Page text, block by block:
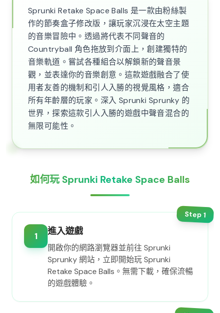
Sprunki Retake Space Balls 是一款由粉絲製
作的節奏盒子修改版，讓玩家沉浸在太空主題
的音樂冒險中。透過將代表不同聲音的
Countryball 角色拖放到介面上，創建獨特的
音樂軌道。嘗試各種組合以解鎖新的聲音景
觀，並表達你的音樂創意。這款遊戲融合了使
用者友善的機制和引人入勝的視覺風格，適合
所有年齡層的玩家。深入 Sprunki Sprunky 的
世界，探索這款引人入勝的遊戲中聲音混合的
無限可能性。
如何玩 Sprunki Retake Space Balls
Step1
1 進入遊戲
開啟你的網路瀏覽器並前往 Sprunki
Sprunky 網站，立即開始玩 Sprunki
Retake Space Balls。無需下載，確保流暢
的遊戲體驗。